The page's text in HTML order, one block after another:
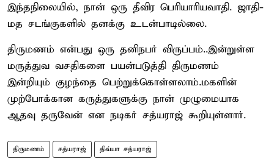
இந்தநிலையில், நான் ஒரு தீவிர பெரியாரியவாதி. ஜாதி-
மத சடங்குகளில் தனக்கு உடன்பாடில்லை.
திருமணம் என்பது ஒரு தனிநபர் விருப்பம்..இன்றுள்ள
மருத்துவ வசதிகளை பயன்படுத்தி திருமணம்
இன்றியும் குழந்தை பெற்றுக்கொள்ளலாம்.மகளின்
முற்போக்கான கருத்துகளுக்கு நான் முழுமையாக
ஆதவு தருவேன் என நடிகர் சத்யராஜ் கூறியுள்ளார்.
திருமணம் சத்யராஜ் திவ்யா சத்யராஜ்